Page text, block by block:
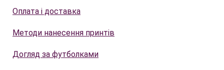
Оплата і доставка
Методи нанесення принтів
Догляд за футболками